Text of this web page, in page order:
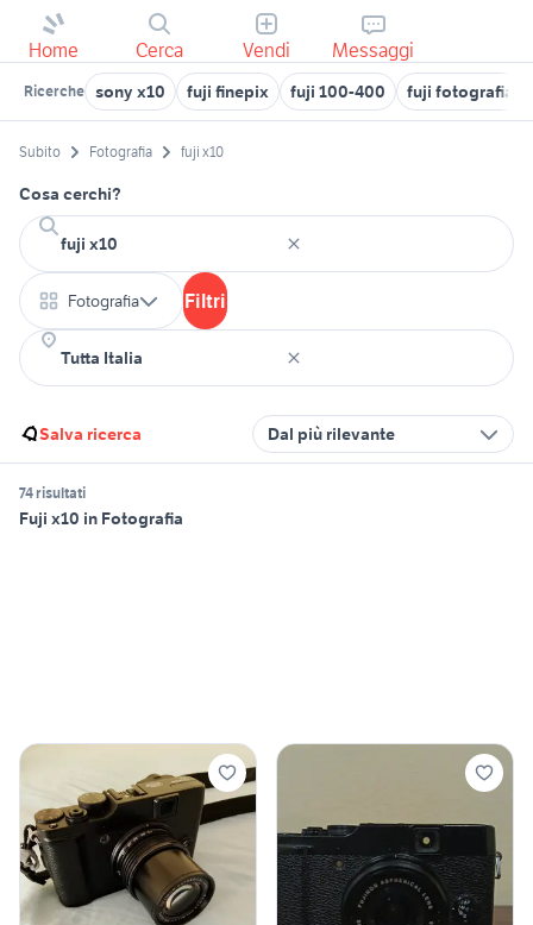
Home Cerca Vendi Messaggi
Ricerche sony x10 fuji finepix fuji 100-400 fuji fotografia
Subito Fotografia fuji x10
Cosa cerchi?
Fotografia Filtri
Salva ricerca Dal più rilevante
74 risultati
Fuji x10 in Fotografia